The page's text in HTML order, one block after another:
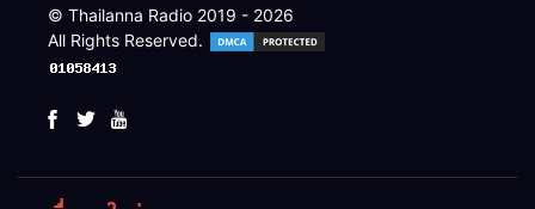
© Thailanna Radio 2019 - 2026
All Rights Reserved.